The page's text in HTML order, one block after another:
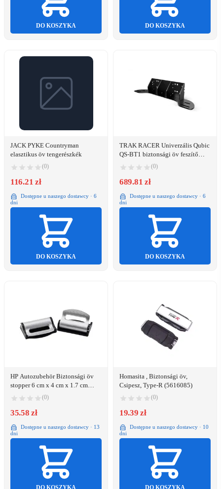
DO KOSZYKA DO KOSZYKA
JACK PYKE Countryman
elasztikus öv tengerészkék
(0)
116.21 zł
Dostępne u naszego dostawcy · 6
dni
DO KOSZYKA
TRAK RACER Univerzális Qubic
QS-BT1 biztonsági öv feszítő
konzol QSBT1-BRACKET
(0)
689.81 zł
Dostępne u naszego dostawcy · 6
dni
DO KOSZYKA
HP Autozubehör Biztonsági öv
stopper 6 cm x 4 cm x 1.7 cm
(0)
35.58 zł
Dostępne u naszego dostawcy · 13
dni
DO KOSZYKA
Homasita , Biztonsági öv,
Csipesz, Type-R (5616085)
(0)
19.39 zł
Dostępne u naszego dostawcy · 10
dni
DO KOSZYKA